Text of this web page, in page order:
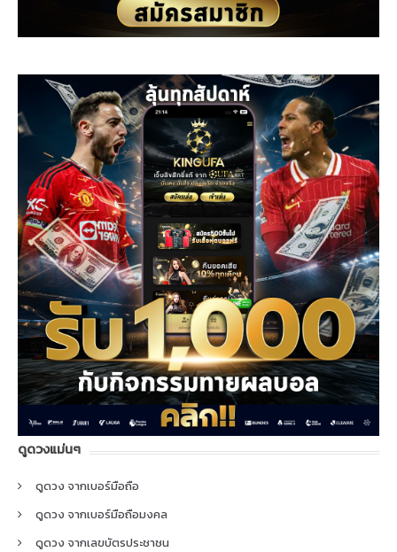
ดูดวงแม่นๆ
ดูดวง จากเบอร์มือถือ
ดูดวง จากเบอร์มือถือมงคล
ดูดวง จากเลขบัตรประชาชน